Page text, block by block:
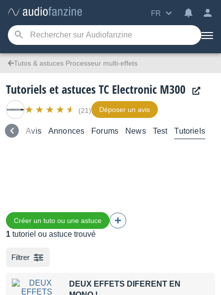
FR
Tutos & astuces Processeur multi-effets
Tutoriels et astuces TC Electronic M300
(21) Déposer un avis
Avis Annonces Forums News Test Tutoriels
Créer un tuto ou une astuce
1 tutoriel ou astuce trouvé
Filtrer
DEUX EFFETS DIFERENT EN